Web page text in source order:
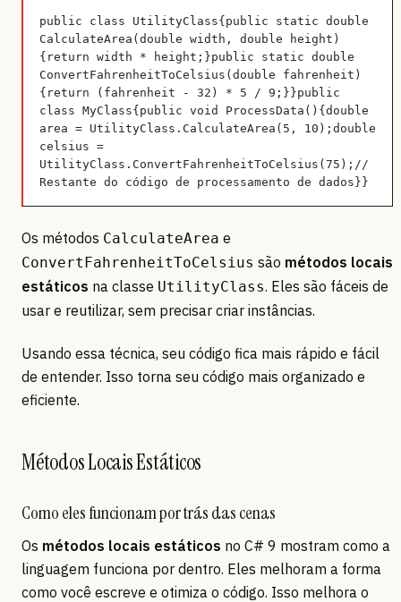
public class UtilityClass{public static double
CalculateArea(double width, double height)
{return width * height;}public static double
ConvertFahrenheitToCelsius(double fahrenheit)
{return (fahrenheit - 32) * 5 / 9;}}public
class MyClass{public void ProcessData(){double
area = UtilityClass.CalculateArea(5, 10);double
celsius =
UtilityClass.ConvertFahrenheitToCelsius(75);//
Restante do código de processamento de dados}}
Os métodos CalculateArea e
ConvertFahrenheitToCelsius são métodos locais
estáticos na classe UtilityClass. Eles são fáceis de
usar e reutilizar, sem precisar criar instâncias.
Usando essa técnica, seu código fica mais rápido e fácil
de entender. Isso torna seu código mais organizado e
eficiente.
Métodos Locais Estáticos
Como eles funcionam por trás das cenas
Os métodos locais estáticos no C# 9 mostram como a
linguagem funciona por dentro. Eles melhoram a forma
como você escreve e otimiza o código. Isso melhora o